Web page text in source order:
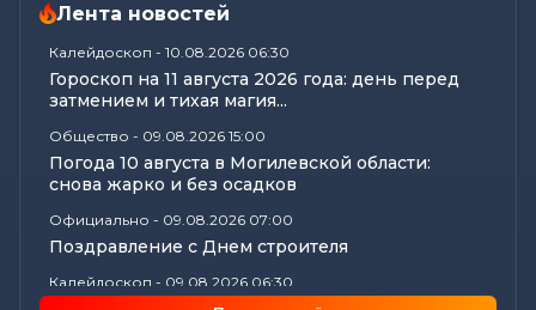
Лента новостей
Калейдоскоп - 10.08.2026 06:30
Гороскоп на 11 августа 2026 года: день перед
затмением и тихая магия...
Общество - 09.08.2026 15:00
Погода 10 августа в Могилевской области:
снова жарко и без осадков
Официально - 09.08.2026 07:00
Поздравление с Днем строителя
Калейдоскоп - 09.08.2026 06:30